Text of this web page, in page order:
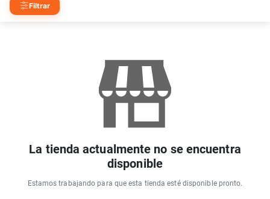
Filtrar
La tienda actualmente no se encuentra
disponible
Estamos trabajando para que esta tienda esté disponible pronto.